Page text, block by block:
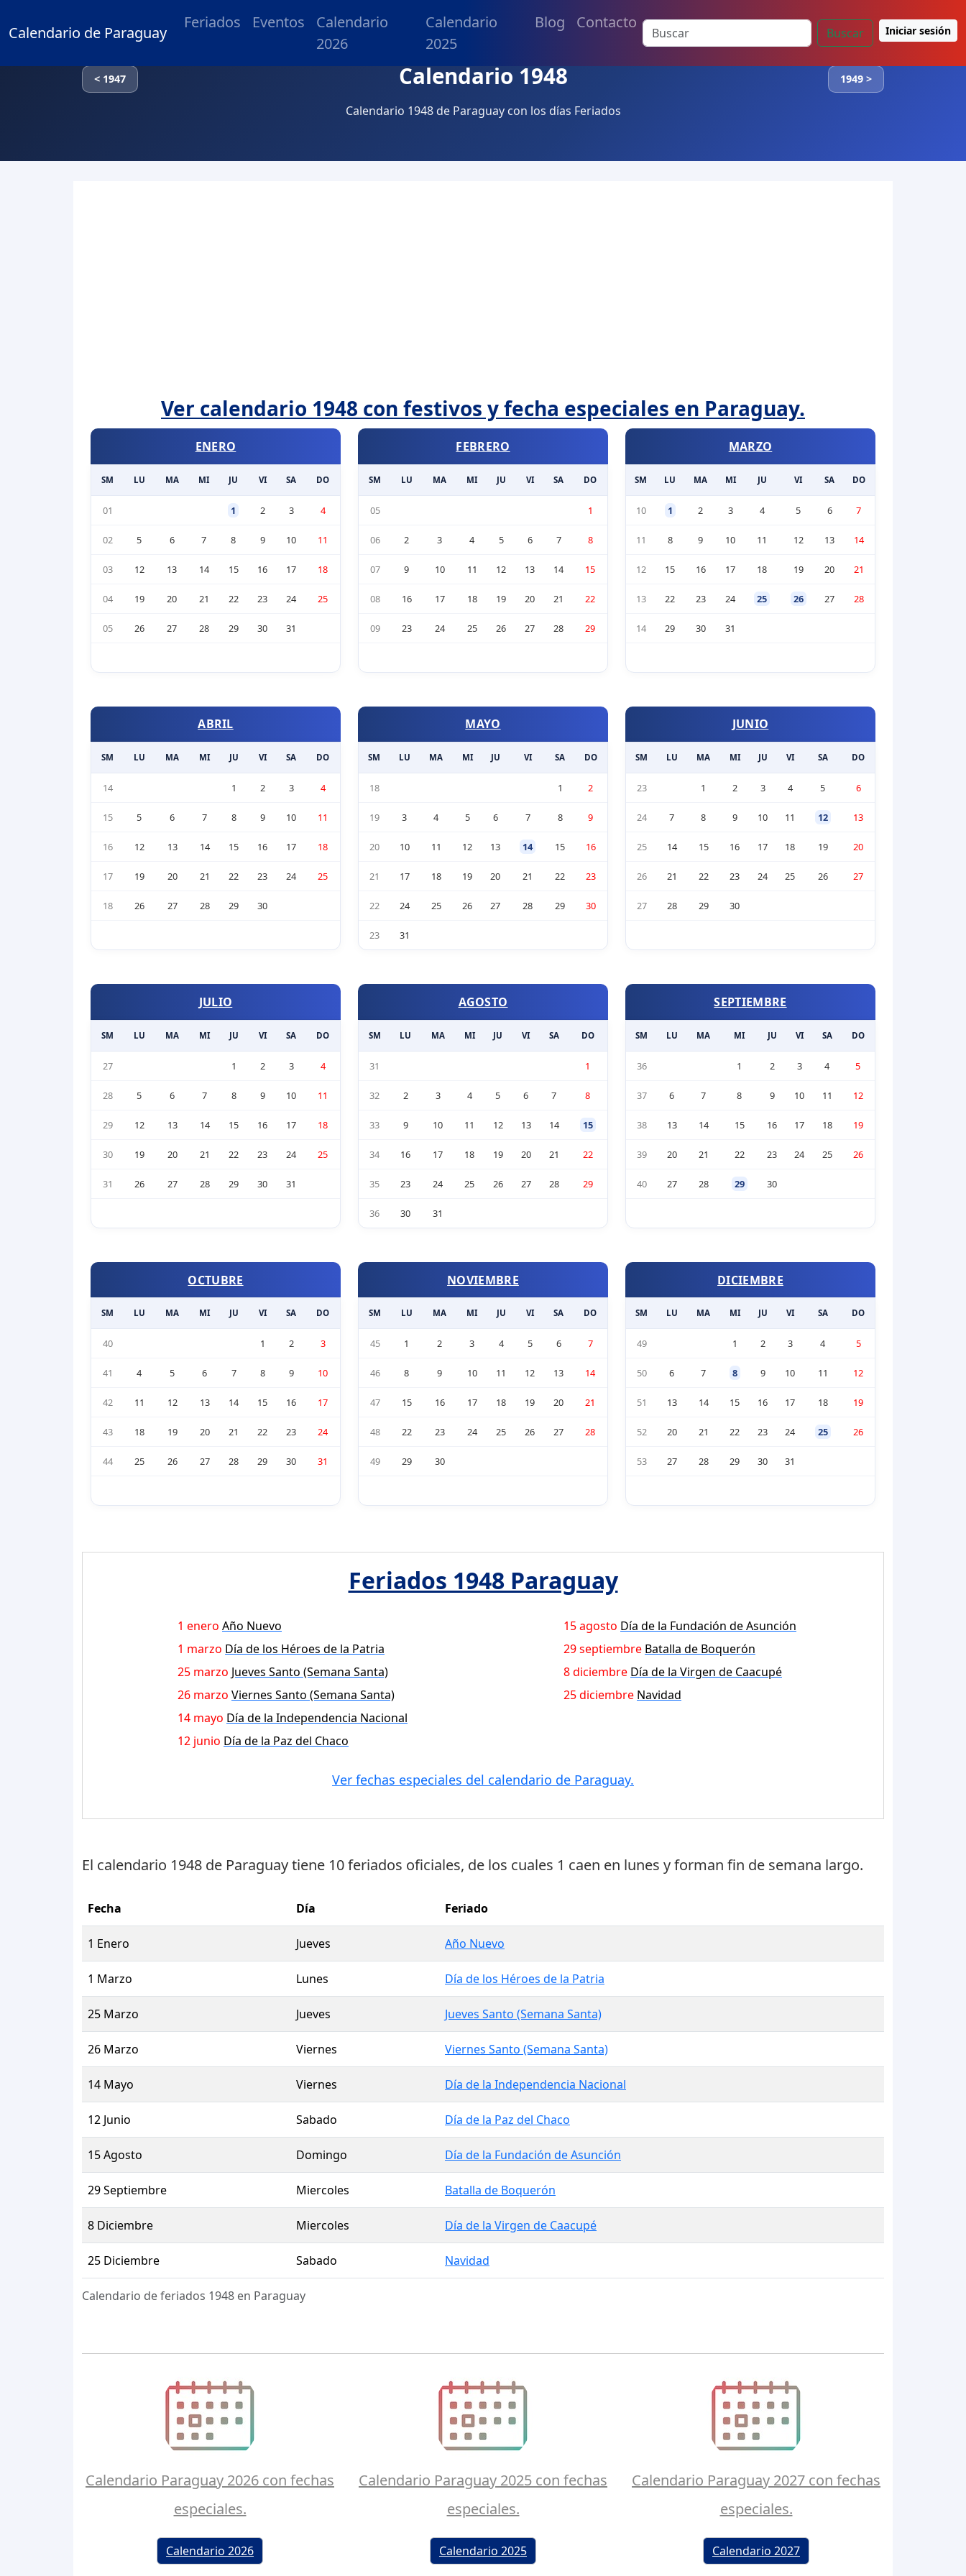
Calendario de Paraguay
Feriados Eventos
Calendario
2026
Calendario
2025
Blog Contacto
Buscar Iniciar sesión
< 1947 Calendario 1948 1949 >
Calendario 1948 de Paraguay con los días Feriados
Ver calendario 1948 con festivos y fecha especiales en Paraguay.
ENERO
SM LU MA MI JU VI SA DO
01 1 2 3 4
02 5 6 7 8 9 10 11
03 12 13 14 15 16 17 18
04 19 20 21 22 23 24 25
05 26 27 28 29 30 31
FEBRERO
SM LU MA MI JU VI SA DO
05 1
06 2 3 4 5 6 7 8
07 9 10 11 12 13 14 15
08 16 17 18 19 20 21 22
09 23 24 25 26 27 28 29
MARZO
SM LU MA MI JU VI SA DO
10 1 2 3 4 5 6 7
11 8 9 10 11 12 13 14
12 15 16 17 18 19 20 21
13 22 23 24 25 26 27 28
14 29 30 31
ABRIL
SM LU MA MI JU VI SA DO
14 1 2 3 4
15 5 6 7 8 9 10 11
16 12 13 14 15 16 17 18
17 19 20 21 22 23 24 25
18 26 27 28 29 30
MAYO
SM LU MA MI JU VI SA DO
18 1 2
19 3 4 5 6 7 8 9
20 10 11 12 13 14 15 16
21 17 18 19 20 21 22 23
22 24 25 26 27 28 29 30
23 31
JUNIO
SM LU MA MI JU VI SA DO
23 1 2 3 4 5 6
24 7 8 9 10 11 12 13
25 14 15 16 17 18 19 20
26 21 22 23 24 25 26 27
27 28 29 30
JULIO
SM LU MA MI JU VI SA DO
27 1 2 3 4
28 5 6 7 8 9 10 11
29 12 13 14 15 16 17 18
30 19 20 21 22 23 24 25
31 26 27 28 29 30 31
AGOSTO
SM LU MA MI JU VI SA DO
31 1
32 2 3 4 5 6 7 8
33 9 10 11 12 13 14 15
34 16 17 18 19 20 21 22
35 23 24 25 26 27 28 29
36 30 31
SEPTIEMBRE
SM LU MA MI JU VI SA DO
36 1 2 3 4 5
37 6 7 8 9 10 11 12
38 13 14 15 16 17 18 19
39 20 21 22 23 24 25 26
40 27 28 29 30
OCTUBRE
SM LU MA MI JU VI SA DO
40 1 2 3
41 4 5 6 7 8 9 10
42 11 12 13 14 15 16 17
43 18 19 20 21 22 23 24
44 25 26 27 28 29 30 31
NOVIEMBRE
SM LU MA MI JU VI SA DO
45 1 2 3 4 5 6 7
46 8 9 10 11 12 13 14
47 15 16 17 18 19 20 21
48 22 23 24 25 26 27 28
49 29 30
DICIEMBRE
SM LU MA MI JU VI SA DO
49 1 2 3 4 5
50 6 7 8 9 10 11 12
51 13 14 15 16 17 18 19
52 20 21 22 23 24 25 26
53 27 28 29 30 31
Feriados 1948 Paraguay
1 enero Año Nuevo
1 marzo Día de los Héroes de la Patria
25 marzo Jueves Santo (Semana Santa)
26 marzo Viernes Santo (Semana Santa)
14 mayo Día de la Independencia Nacional
12 junio Día de la Paz del Chaco
15 agosto Día de la Fundación de Asunción
29 septiembre Batalla de Boquerón
8 diciembre Día de la Virgen de Caacupé
25 diciembre Navidad
Ver fechas especiales del calendario de Paraguay.
El calendario 1948 de Paraguay tiene 10 feriados oficiales, de los cuales 1 caen en lunes y forman fin de semana largo.
Calendario de feriados 1948 en Paraguay
Fecha Día Feriado
1 Enero Jueves Año Nuevo
1 Marzo Lunes Día de los Héroes de la Patria
25 Marzo Jueves Jueves Santo (Semana Santa)
26 Marzo Viernes Viernes Santo (Semana Santa)
14 Mayo Viernes Día de la Independencia Nacional
12 Junio Sabado Día de la Paz del Chaco
15 Agosto Domingo Día de la Fundación de Asunción
29 Septiembre Miercoles Batalla de Boquerón
8 Diciembre Miercoles Día de la Virgen de Caacupé
25 Diciembre Sabado Navidad
Calendario Paraguay 2026 con fechas
especiales.
Calendario 2026
Calendario Paraguay 2025 con fechas
especiales.
Calendario 2025
Calendario Paraguay 2027 con fechas
especiales.
Calendario 2027